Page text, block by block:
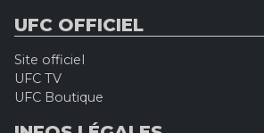
UFC OFFICIEL
Site officiel
UFC TV
UFC Boutique